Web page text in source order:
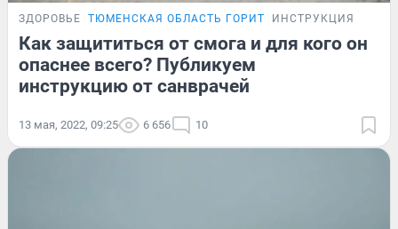
ЗДОРОВЬЕ ТЮМЕНСКАЯ ОБЛАСТЬ ГОРИТ ИНСТРУКЦИЯ
Как защититься от смога и для кого он
опаснее всего? Публикуем
инструкцию от санврачей
13 мая, 2022, 09:25 6 656 10